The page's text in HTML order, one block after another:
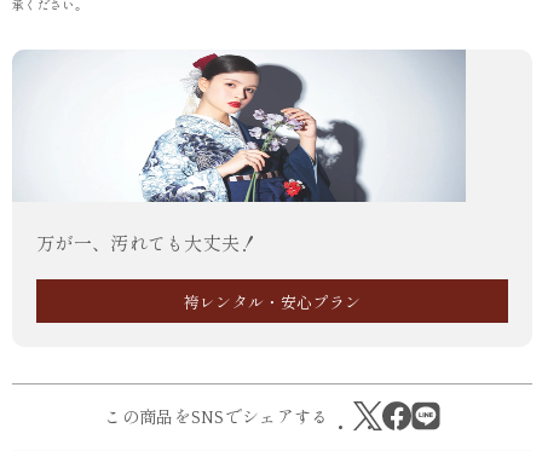
承ください。
万が一、汚れても大丈夫！
袴レンタル・安心プラン
この商品をSNSでシェアする